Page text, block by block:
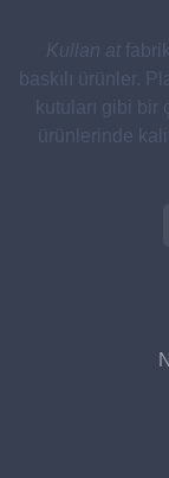
Kullan at
baskılı ürünler.
kutuları gibi bir
ürünlerinde